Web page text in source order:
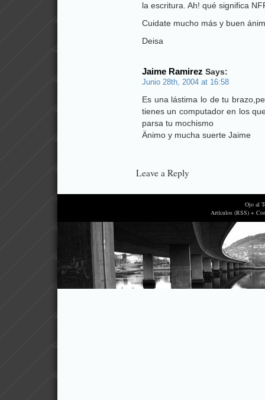
la escritura. Ah! qué significa
Cuidate mucho más y buen
Deisa
Jaime Ramirez Says:
Junio 28th, 2004 at 16:58
Es una lástima lo de tu
tienes un computador en los
parsa tu mochismo
Änimo y mucha suerte Jaime
Leave a Reply
Ojo al
Artículos (RSS) +